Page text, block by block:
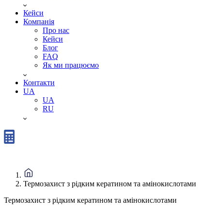
Кейси
Компанія
Про нас
Кейси
Блог
FAQ
Як ми працюємо
Контакти
UA
UA
RU
Термозахист з рідким кератином та амінокислотами
Термозахист з рідким кератином та амінокислотами